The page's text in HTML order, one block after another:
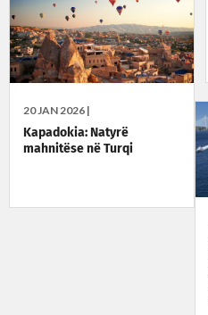
20 JAN 2026 |
Kapadokia: Natyrë
mahnitëse në Turqi